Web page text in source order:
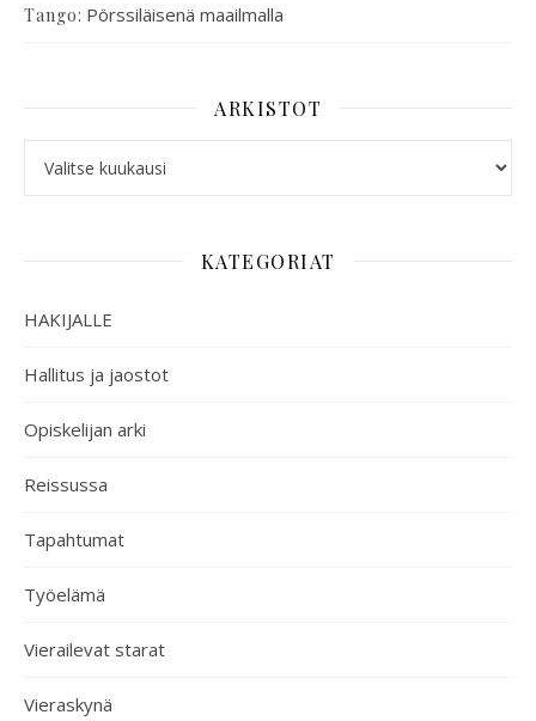
Tango: Pörssiläisenä maailmalla
ARKISTOT
KATEGORIAT
HAKIJALLE
Hallitus ja jaostot
Opiskelijan arki
Reissussa
Tapahtumat
Työelämä
Vierailevat starat
Vieraskynä